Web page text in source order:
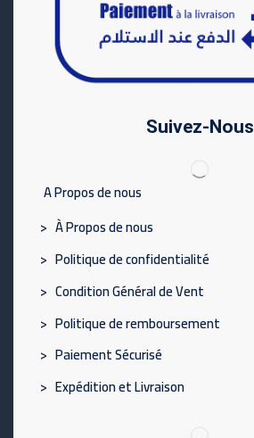
Suivez-Nous
A Propos de nous
> À Propos de nous
> Politique de confidentialité
> Condition Général de Vent
> Politique de remboursement
> Paiement Sécurisé
> Expédition et Livraison